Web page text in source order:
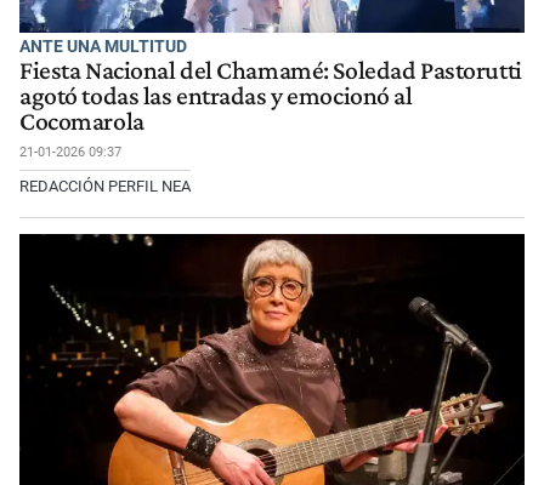
ANTE UNA MULTITUD
Fiesta Nacional del Chamamé: Soledad Pastorutti
agotó todas las entradas y emocionó al
Cocomarola
21-01-2026 09:37
REDACCIÓN PERFIL NEA